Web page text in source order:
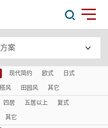
案
现代简约 欧式 日式
风 田园风 其它
四居 五居以上 复式
其它